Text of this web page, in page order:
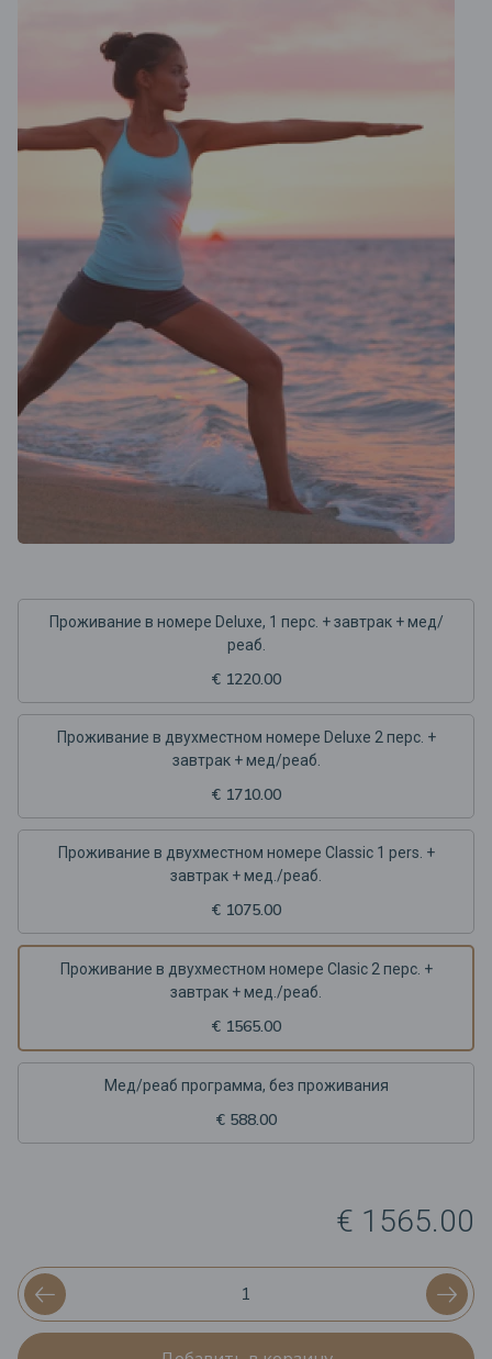
Проживание в номере Deluxe, 1 перс. + завтрак + мед/
реаб.
€ 1220.00
Проживание в двухместном номере Deluxe 2 перс. +
завтрак + мед/реаб.
€ 1710.00
Проживание в двухместном номере Classic 1 pers. +
завтрак + мед./реаб.
€ 1075.00
Проживание в двухместном номере Clasic 2 перс. +
завтрак + мед./реаб.
€ 1565.00
Мед/реаб программа, без проживания
€ 588.00
€ 1565.00